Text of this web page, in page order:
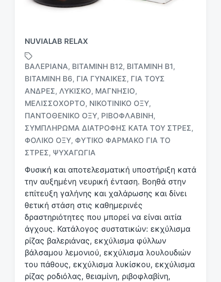
NUVIALAB RELAX
ε
ε
τ
ι
έ
τ
α
ΒΑΛΕΡΙΆΝΑ, ΒΙΤΑΜΊΝΗ B12, ΒΙΤΑΜΊΝΗ Β1,
ΒΙΤΑΜΊΝΗ Β6, ΓΙΑ ΓΥΝΑΊΚΕΣ, ΓΙΑ ΤΟΥΣ
ΆΝΔΡΕΣ, ΛΥΚΊΣΚΟ, ΜΑΓΝΉΣΙΟ,
ΜΕΛΙΣΣΌΧΟΡΤΟ, ΝΙΚΟΤΙΝΙΚΌ ΟΞΎ,
ΠΑΝΤΟΘΕΝΙΚΌ ΟΞΎ, ΡΙΒΟΦΛΑΒΊΝΗ,
ΣΥΜΠΛΉΡΩΜΑ ΔΙΑΤΡΟΦΉΣ ΚΑΤΆ ΤΟΥ ΣΤΡΕΣ,
ΦΟΛΙΚΌ ΟΞΎ, ΦΥΤΙΚΌ ΦΆΡΜΑΚΟ ΓΙΑ ΤΟ
ΣΤΡΕΣ, ΨΥΧΑΓΩΓΊΑ
Φυσική και αποτελεσματική υποστήριξη κατά
την αυξημένη νευρική ένταση. Βοηθά στην
επίτευξη γαλήνης και χαλάρωσης και δίνει
θετική στάση στις καθημερινές
δραστηριότητες που μπορεί να είναι αιτία
άγχους. Κατάλογος συστατικών: εκχύλισμα
ρίζας βαλεριάνας, εκχύλισμα φύλλων
βάλσαμου λεμονιού, εκχύλισμα λουλουδιών
του πάθους, εκχύλισμα λυκίσκου, εκχύλισμα
ρίζας ροδιόλας, θειαμίνη, ριβοφλαβίνη,